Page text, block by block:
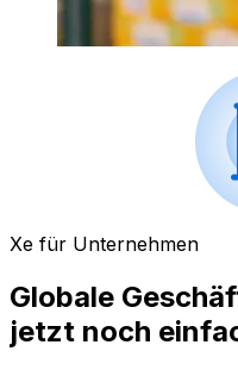
Xe für Unternehmen
Globale
jetzt noch